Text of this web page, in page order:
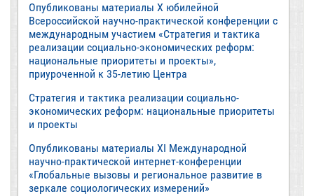
Опубликованы материалы X юбилейной
Всероссийской научно-практической конференции с
международным участием «Стратегия и тактика
реализации социально-экономических реформ:
национальные приоритеты и проекты»,
приуроченной к 35-летию Центра
Стратегия и тактика реализации социально-
экономических реформ: национальные приоритеты
и проекты
Опубликованы материалы XI Международной
научно-практической интернет-конференции
«Глобальные вызовы и региональное развитие в
зеркале социологических измерений»